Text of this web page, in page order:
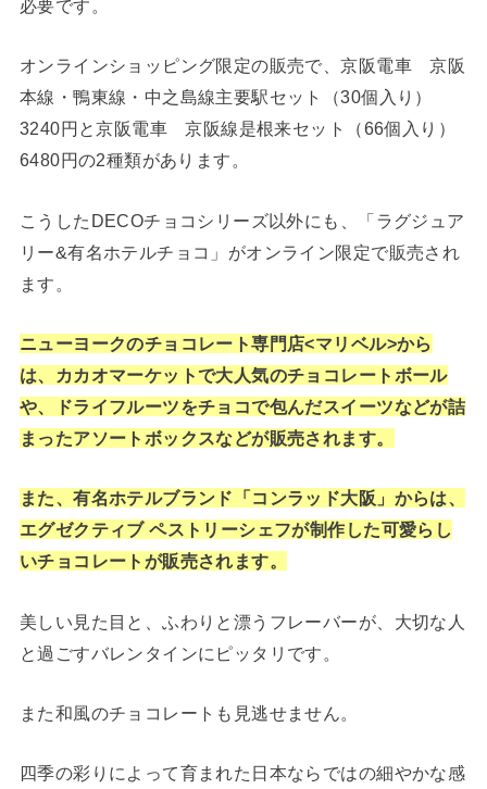
必要です。
オンラインショッピング限定の販売で、京阪電車 京阪
本線・鴨東線・中之島線主要駅セット（30個入り）
3240円と京阪電車 京阪線是根来セット（66個入り）
6480円の2種類があります。
こうしたDECOチョコシリーズ以外にも、「ラグジュア
リー&有名ホテルチョコ」がオンライン限定で販売され
ます。
ニューヨークのチョコレート専門店<マリベル>から
は、カカオマーケットで大人気のチョコレートボール
や、ドライフルーツをチョコで包んだスイーツなどが詰
まったアソートボックスなどが販売されます。
また、有名ホテルブランド「コンラッド大阪」からは、
エグゼクティブ ペストリーシェフが制作した可愛らし
いチョコレートが販売されます。
美しい見た目と、ふわりと漂うフレーバーが、大切な人
と過ごすバレンタインにピッタリです。
また和風のチョコレートも見逃せません。
四季の彩りによって育まれた日本ならではの細やかな感